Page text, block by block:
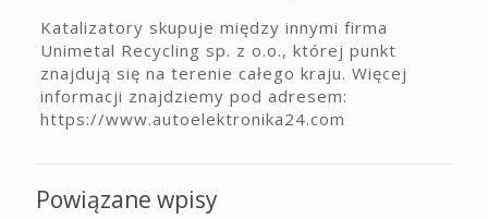
Katalizatory skupuje między innymi firma
Unimetal Recycling sp. z o.o., której punkt
znajdują się na terenie całego kraju. Więcej
informacji znajdziemy pod adresem:
https://www.autoelektronika24.com
Powiązane wpisy